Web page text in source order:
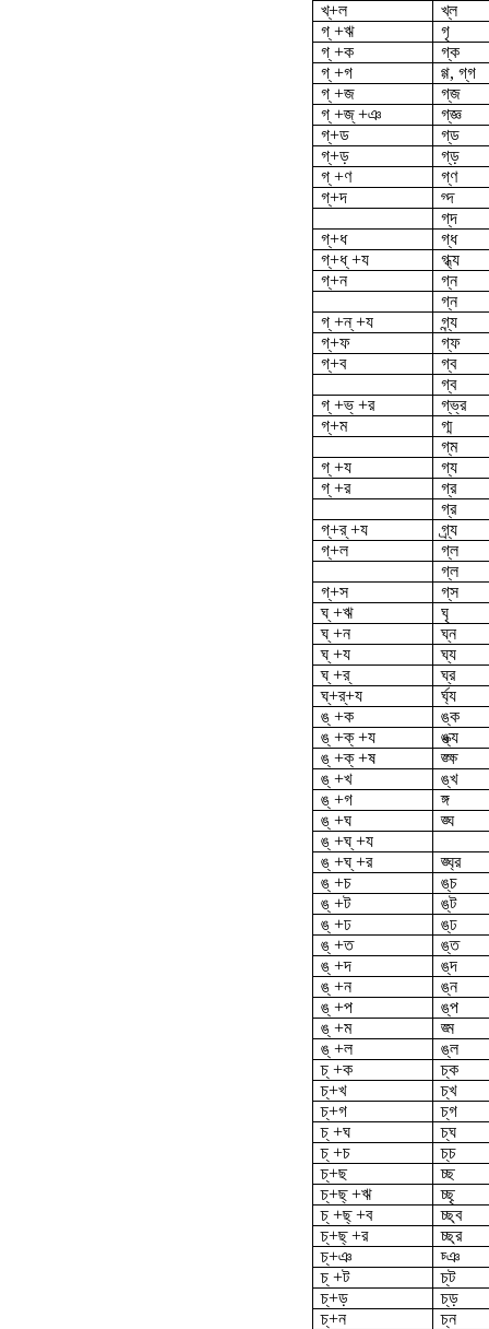
খ্‌+ল
খ্‌ল
গ্ +ঋ
গৃ
গ্ +ক
গ্‌ক
গ্ +গ
গ্গ, গ্‌গ
গ্ +জ
গ্‌জ
গ্ +জ্ +ঞ
গ্‌জ্ঞ
গ্‌+ড
গ্‌ড
গ্‌+ড়
গ্‌ড়
গ্ +ণ
গ্‌ণ
গ্‌+দ
গ্দ
গ্‌দ
গ্‌+ধ
গ্ধ
গ্‌+ধ্ +য
গ্ধ্য
গ্‌+ন
গ্ন
গ্‌ন
গ্ +ন্ +য
গ্ন্য
গ্‌+ফ
গ্‌ফ
গ্‌+ব
গ্ব
গ্‌ব
গ্ +ভ্ +র
গ্‌ভ্র
গ্‌+ম
গ্ম
গ্‌ম
গ্ +য
গ্য
গ্ +র
গ্র
গ্‌র
গ্‌+র্ +য
গ্র্য
গ্‌+ল
গ্ল
গ্‌ল
গ্‌+স
গ্‌স
ঘ্ +ঋ
ঘৃ
ঘ্ +ন
ঘ্ন
ঘ্ +য
ঘ্য
ঘ্ +র্
ঘ্র
ঘ্‌+র্‌+য
র্ঘ্য
ঙ্ +ক
ঙ্ক
ঙ্ +ক্ +য
ঙ্ক্য
ঙ্ +ক্ +ষ
ঙ্ক্ষ
ঙ্ +খ
ঙ্খ
ঙ্ +গ
ঙ্গ
ঙ্ +ঘ
ঙ্ঘ
ঙ্ +ঘ্ +য
ঙ্ +ঘ্ +র
ঙ্ঘ্র
ঙ্ +চ
ঙ্‌চ
ঙ্ +ট
ঙ্‌ট
ঙ্ +ঢ
ঙ্‌ঢ
ঙ্ +ত
ঙ্‌ত
ঙ্ +দ
ঙ্‌দ
ঙ্ +ন
ঙ্‌ন
ঙ্ +প
ঙ্‌প
ঙ্ +ম
ঙ্ম
ঙ্ +ল
ঙ্‌ল
চ্ +ক
চ্‌ক
চ্‌+খ
চ্‌খ
চ্‌+গ
চ্‌গ
চ্ +ঘ
চ্‌ঘ
চ্ +চ
চ্‌চ
চ্‌+ছ
চ্ছ
চ্‌+ছ্ +ঋ
চ্ছৃ
চ্ +ছ্ +ব
চ্ছ্ব
চ্‌+ছ্ +র
চ্ছ্র
চ্‌+ঞ
চ্ঞ
চ্ +ট
চ্‌ট
চ্‌+ড়
চ্‌ড়
চ্‌+ন
চ্‌ন